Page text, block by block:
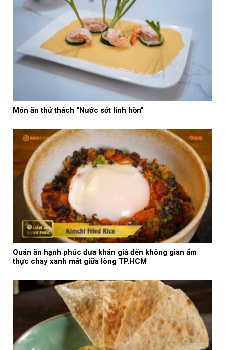
Món ăn thử thách “Nước sốt linh hồn”
Quán ăn hạnh phúc đưa khán giả đến không gian ẩm
thực chay xanh mát giữa lòng TP.HCM